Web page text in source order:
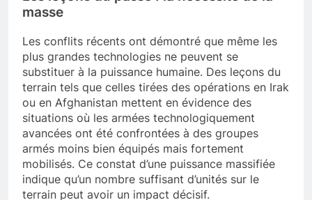
Les leçons du passé : la nécessité de la
Les conflits récents ont démontré que même les
plus grandes technologies ne peuvent se
substituer à la puissance humaine. Des leçons du
terrain tels que celles tirées des opérations en Irak
ou en Afghanistan mettent en évidence des
situations où les armées technologiquement
avancées ont été confrontées à des groupes
armés moins bien équipés mais fortement
mobilisés. Ce constat d’une puissance massifiée
indique qu’un nombre suffisant d’unités sur le